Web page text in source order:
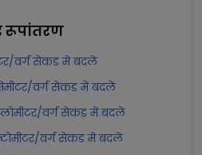
रूपांतरण
वर्ग सेकंड में बदलें
वर्ग सेकंड में बदलें
वर्ग सेकंड में बदलें
वर्ग सेकंड में बदलें